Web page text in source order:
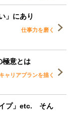
」にあり
仕事力を磨く
意とは
キャリアプランを描く
イプ」etc. そん